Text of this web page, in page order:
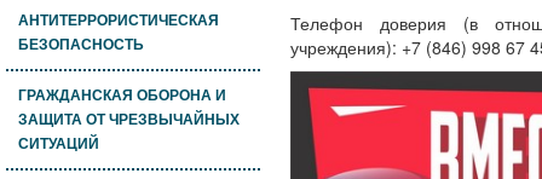
АНТИТЕРРОРИСТИЧЕСКАЯ
БЕЗОПАСНОСТЬ
ГРАЖДАНСКАЯ ОБОРОНА И
ЗАЩИТА ОТ ЧРЕЗВЫЧАЙНЫХ
СИТУАЦИЙ
Телефон доверия (в
учреждения): +7 (846) 998 67